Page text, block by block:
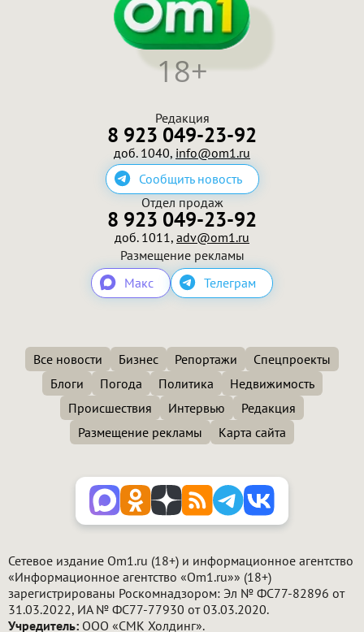
Редакция
8 923 049-23-92
доб. 1040, info@om1.ru
Сообщить новость
18+
Отдел продаж
8 923 049-23-92
доб. 1011, adv@om1.ru
Размещение рекламы
Макс
Телеграм
Все новости Бизнес Репортажи
Спецпроекты
Блоги
Погода Политика
Недвижимость
Происшествия
Интервью
Редакция
Размещение рекламы
Карта сайта
Сетевое издание Om1.ru (18+) и информационное агентство
«Информационное агентство «Om1.ru»» (18+)
зарегистрированы Роскомнадзором: Эл № ФС77-82896 от
31.03.2022, ИА № ФС77-77930 от 03.03.2020.
Учредитель: ООО «СМК Холдинг».